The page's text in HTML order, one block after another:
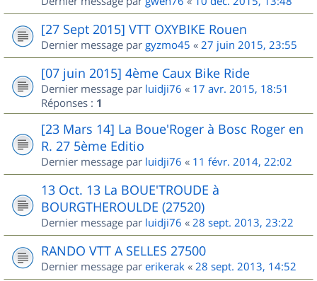
[27 Sept 2015] VTT OXYBIKE Rouen
Dernier message par gyzmo45 « 27 juin 2015, 23:55
[07 juin 2015] 4ème Caux Bike Ride
Dernier message par luidji76 « 17 avr. 2015, 18:51
Réponses : 1
[23 Mars 14] La Boue'Roger à Bosc Roger en
R. 27 5ème Editio
Dernier message par luidji76 « 11 févr. 2014, 22:02
13 Oct. 13 La BOUE'TROUDE à
BOURGTHEROULDE (27520)
Dernier message par luidji76 « 28 sept. 2013, 23:22
RANDO VTT A SELLES 27500
Dernier message par erikerak « 28 sept. 2013, 14:52